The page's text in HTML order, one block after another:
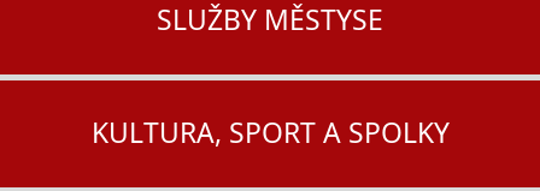
SLUŽBY MĚSTYSE
KULTURA, SPORT A SPOLKY